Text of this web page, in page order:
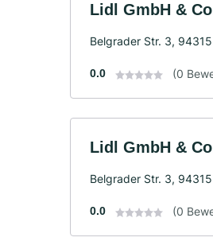
Lidl GmbH &
Belgrader Str. 3,
0.0 (0
Lidl GmbH &
Belgrader Str. 3,
0.0 (0